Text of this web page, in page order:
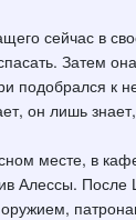
сейчас в
Затем
подобрался к
он лишь
месте, в
Алессы.